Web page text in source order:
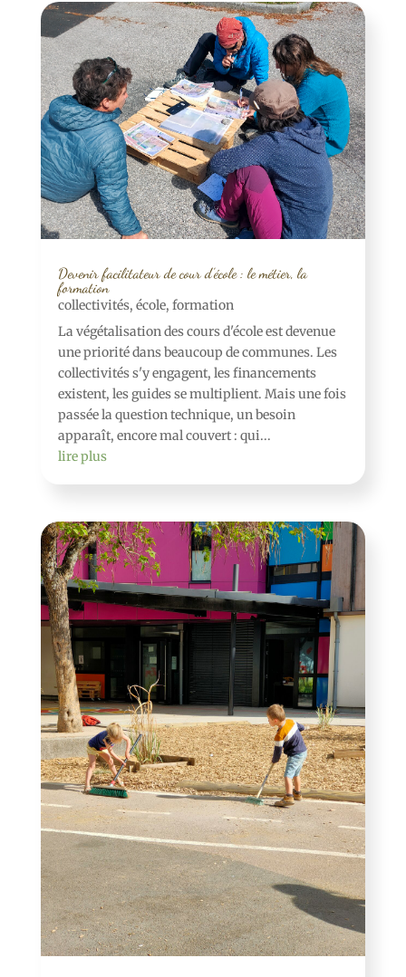
Devenir facilitateur de cour d’école : le métier, la
formation
collectivités, école, formation
La végétalisation des cours d'école est devenue
une priorité dans beaucoup de communes. Les
collectivités s'y engagent, les financements
existent, les guides se multiplient. Mais une fois
passée la question technique, un besoin
apparaît, encore mal couvert : qui...
lire plus